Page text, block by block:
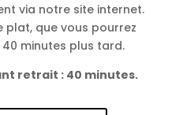
via notre site internet.
plat, que vous pourrez
minutes plus tard.
retrait : 40 minutes.